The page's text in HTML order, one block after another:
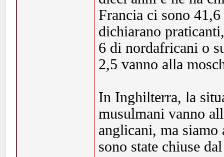
Francia ci sono
dichiarano
6 di nordafricani o
2,5 vanno alla
In Inghilterra, la
musulmani vanno
anglicani, ma siamo
sono state chiuse